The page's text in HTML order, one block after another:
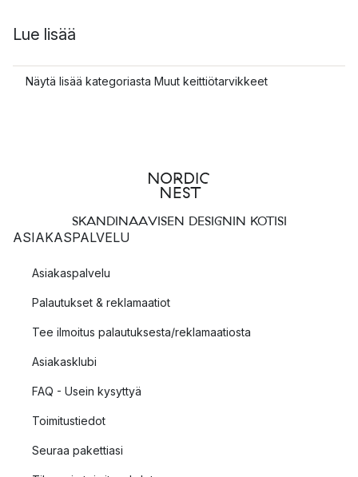
Lue lisää
Näytä lisää kategoriasta Muut keittiötarvikkeet
SKANDINAAVISEN DESIGNIN KOTISI
ASIAKASPALVELU
Asiakaspalvelu
Palautukset & reklamaatiot
Tee ilmoitus palautuksesta/reklamaatiosta
Asiakasklubi
FAQ - Usein kysyttyä
Toimitustiedot
Seuraa pakettiasi